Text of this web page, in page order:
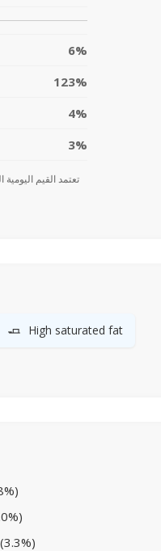
6%
123%
4%
3%
🧈 High saturated fat
(3.3%)